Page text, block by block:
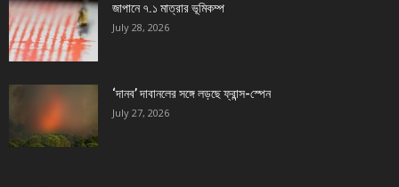
জাপানে ৭.১ মাত্রার ভূমিকম্প
July 28, 2026
‘দানব’ দাবানলের সঙ্গে লড়ছে ফ্রান্স-স্পেন
July 27, 2026